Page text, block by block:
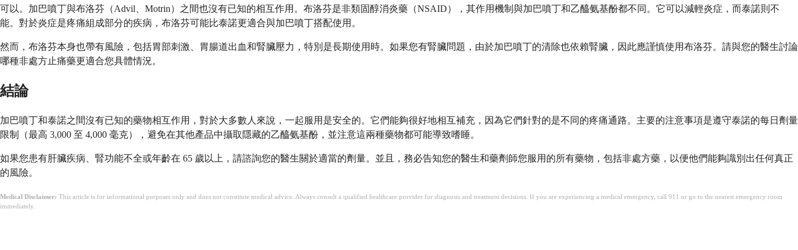
可以。加巴噴丁與布洛芬（Advil、Motrin）之間也沒有已知的相互作用。布洛芬是非類固醇消炎藥（NSAID），其作用機制與加巴噴丁和乙醯氨基酚都不同。它可以減輕炎症，而泰諾則不
能。對於炎症是疼痛組成部分的疾病，布洛芬可能比泰諾更適合與加巴噴丁搭配使用。
然而，布洛芬本身也帶有風險，包括胃部刺激、胃腸道出血和腎臟壓力，特別是長期使用時。如果您有腎臟問題，由於加巴噴丁的清除也依賴腎臟，因此應謹慎使用布洛芬。請與您的醫生討論
哪種非處方止痛藥更適合您具體情況。
結論
加巴噴丁和泰諾之間沒有已知的藥物相互作用，對於大多數人來說，一起服用是安全的。它們能夠很好地相互補充，因為它們針對的是不同的疼痛通路。主要的注意事項是遵守泰諾的每日劑量
限制（最高 3,000 至 4,000 毫克），避免在其他產品中攝取隱藏的乙醯氨基酚，並注意這兩種藥物都可能導致嗜睡。
如果您患有肝臟疾病、腎功能不全或年齡在 65 歲以上，請諮詢您的醫生關於適當的劑量。並且，務必告知您的醫生和藥劑師您服用的所有藥物，包括非處方藥，以便他們能夠識別出任何真正
的風險。
Medical Disclaimer: This article is for informational purposes only and does not constitute medical advice. Always consult a qualified healthcare provider for diagnosis and treatment decisions. If you are experiencing a medical emergency, call 911 or go to the nearest emergency room
immediately.